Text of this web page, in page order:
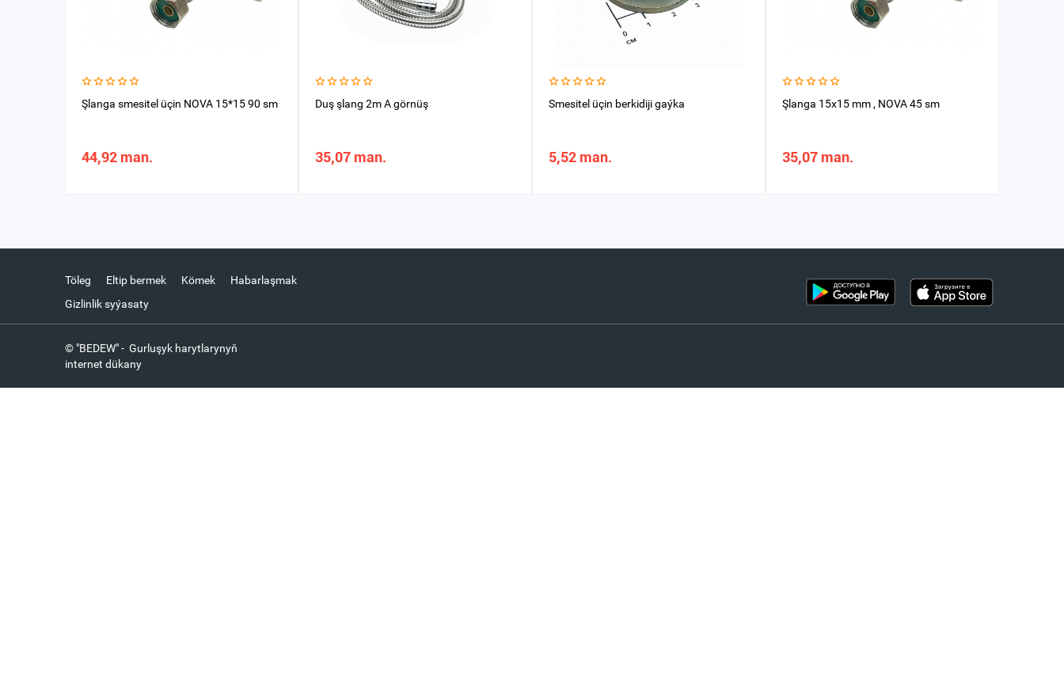
Şlanga smesitel üçin NOVA 15*15 90 sm
44,92 man.
Duş şlang 2m A görnüş
35,07 man.
Smesitel üçin berkidiji gaýka
5,52 man.
Şlanga 15x15 mm , NOVA 45 sm
35,07 man.
Töleg Eltip bermek Kömek
Habarlaşmak
Gizlinlik syýasaty
© "BEDEW" - Gurluşyk harytlarynyň
internet dükany